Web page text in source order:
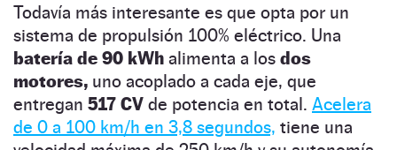
Todavía más interesante es que opta por un
sistema de propulsión 100% eléctrico. Una
batería de 90 kWh alimenta a los dos
motores, uno acoplado a cada eje, que
entregan 517 CV de potencia en total. Acelera
de 0 a 100 km/h en 3,8 segundos, tiene una